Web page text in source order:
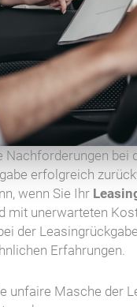
Nachforderungen bei
erfolgreich
wenn Sie Ihr
mit unerwarteten
der
Erfahrungen.
unfaire Masche der